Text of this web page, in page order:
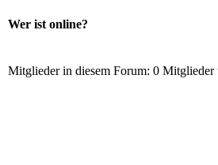
Wer ist online?
Mitglieder in diesem Forum: 0 Mitglieder